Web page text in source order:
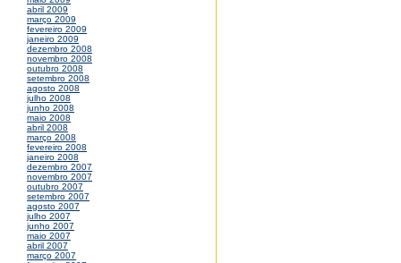
abril 2009
março 2009
fevereiro 2009
janeiro 2009
dezembro 2008
novembro 2008
outubro 2008
setembro 2008
agosto 2008
julho 2008
junho 2008
maio 2008
abril 2008
março 2008
fevereiro 2008
janeiro 2008
dezembro 2007
novembro 2007
outubro 2007
setembro 2007
agosto 2007
julho 2007
junho 2007
maio 2007
abril 2007
março 2007